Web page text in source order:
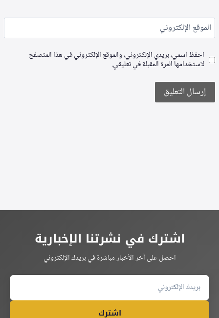
الموقع الإلكتروني
احفظ اسمي، بريدي الإلكتروني، والموقع الإلكتروني في هذا المتصفح
لاستخدامها المرة المقبلة في تعليقي.
اشترك في نشرتنا الإخبارية
احصل على آخر الأخبار مباشرة في بريدك الإلكتروني
اشترك